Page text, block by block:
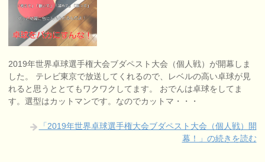
2019年世界卓球選手権大会ブダペスト大会（個人戦）が開幕しま
した。 テレビ東京で放送してくれるので、レベルの高い卓球が見
れると思うととてもワクワクしてます。 おでんは卓球をしてま
す。選型はカットマンです。なのでカットマ・・・
「2019年世界卓球選手権大会ブダペスト大会（個人戦）開
幕！」の続きを読む